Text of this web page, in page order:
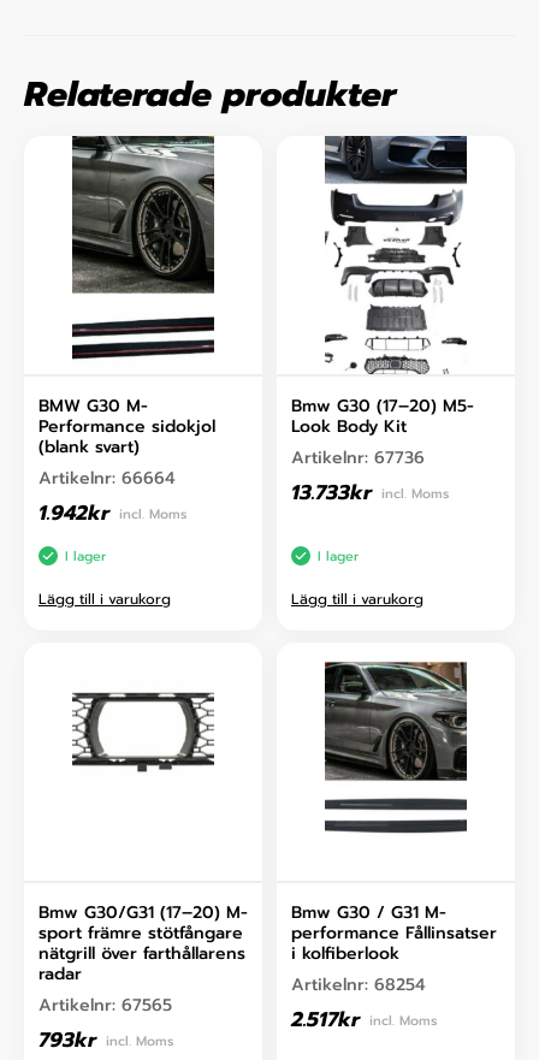
Relaterade produkter
BMW G30 M-
Performance sidokjol
(blank svart)
Artikelnr: 66664
1.942kr incl. Moms
I lager
Lägg till i varukorg
Bmw G30 (17–20) M5-
Look Body Kit
Artikelnr: 67736
13.733kr incl. Moms
I lager
Lägg till i varukorg
Bmw G30/G31 (17–20) M-
sport främre stötfångare
nätgrill över farthållarens
radar
Artikelnr: 67565
793kr incl. Moms
Bmw G30 / G31 M-
performance Fållinsatser
i kolfiberlook
Artikelnr: 68254
2.517kr incl. Moms